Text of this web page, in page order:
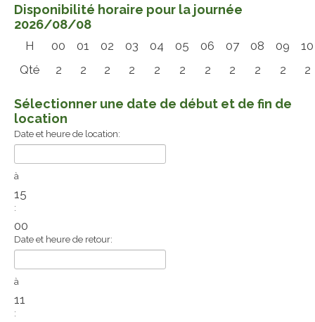
Disponibilité horaire pour la journée
2026/08/08
H 00 01 02 03 04 05 06 07 08 09
10
Qté
2 2 2 2 2 2 2 2 2 2 2
Sélectionner une date de début et de fin de
location
Date et heure de location:
à
15
:
00
Date et heure de retour:
à
11
: